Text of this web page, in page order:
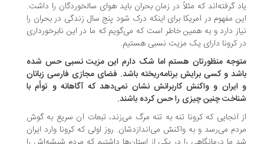
گرفته‌اند که مثلاً در زمان بحران باید هوای سالخوردگان را داشت.
مفهوم در آمریکا برای اینکه درک شود پنج سال زندگی در بحران را
دارد و به همین خاطر است که می‌گویم که ما در این نابرخورداری
کرونا دارای یک مزیت نسبی هستیم.
منظورتان هستم اما شک دارم این مزیت نسبی حس شده
و کسی برایش برنامه‌ریخته باشد. فضای مجازی فارسی زبانان
و واکنش کاربرانش نشان نمی‌دهد که آگاهانه و توأم با
چنین چیزی را حس کرده باشند.
آنجایی که کرونا تنه به تنه مرگ می‌زند، تبعات آن سریع به گوش
می‌رسد و به واکنش می‌اندازدشان. روز اولی که کرونا وارد ایران